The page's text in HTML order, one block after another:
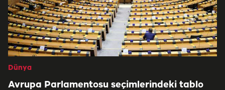
Dünya
Avrupa Parlamentosu seçimlerindeki tablo